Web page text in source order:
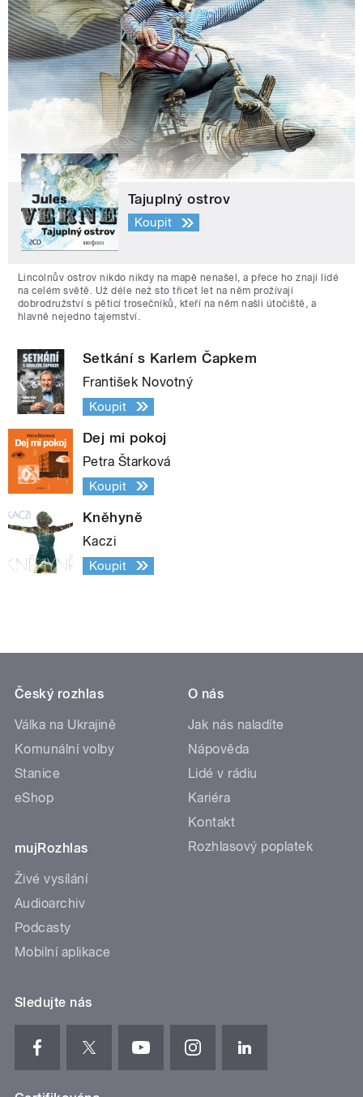
Tajuplný ostrov
Koupit
Lincolnův ostrov nikdo nikdy na mapě nenašel, a přece ho znají lidé
na celém světě. Už déle než sto třicet let na něm prožívají
dobrodružství s pěticí trosečníků, kteří na něm našli útočiště, a
hlavně nejedno tajemství.
Setkání s Karlem Čapkem
František Novotný
Koupit
Dej mi pokoj
Petra Štarková
Koupit
Kněhyně
Kaczi
Koupit
Český rozhlas
Válka na Ukrajině
Komunální volby
Stanice
eShop
mujRozhlas
Živé vysílání
Audioarchiv
Podcasty
Mobilní aplikace
O nás
Jak nás naladíte
Nápověda
Lidé v rádiu
Kariéra
Kontakt
Rozhlasový poplatek
Sledujte nás